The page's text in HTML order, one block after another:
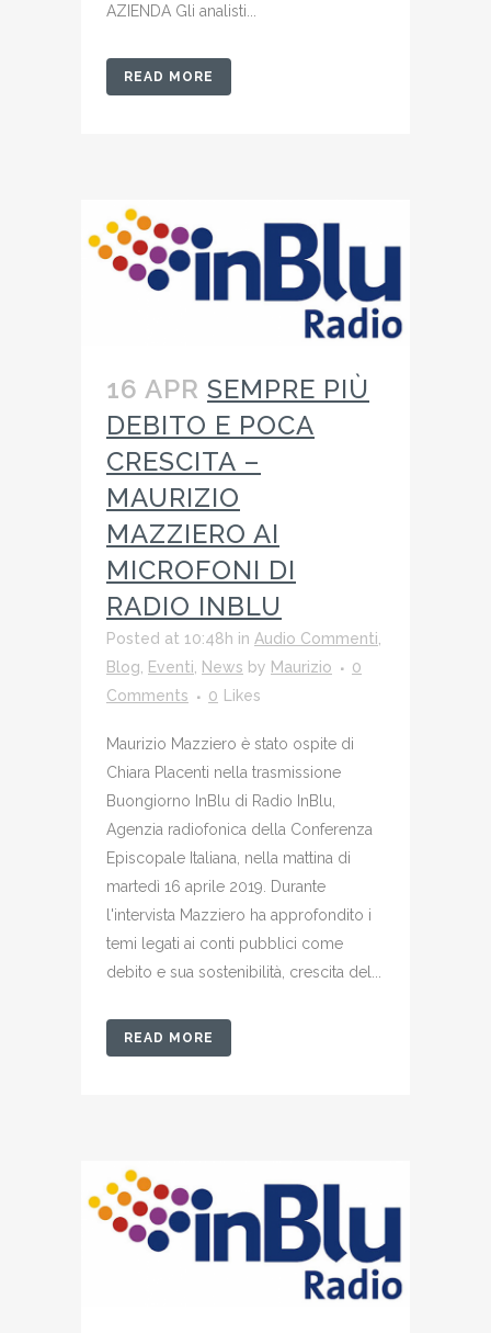
AZIENDA Gli analisti...
READ MORE
16 APR SEMPRE PIÙ
DEBITO E POCA
CRESCITA –
MAURIZIO
MAZZIERO AI
MICROFONI DI
RADIO INBLU
Posted at 10:48h in Audio Commenti
Blog
Eventi News by Maurizio
0
Comments
0 Likes
Maurizio Mazziero è stato ospite di
Chiara Placenti nella trasmissione
Buongiorno InBlu di Radio InBlu,
Agenzia radiofonica della Conferenza
Episcopale Italiana, nella mattina di
martedì 16 aprile 2019. Durante
l'intervista Mazziero ha approfondito i
temi legati ai conti pubblici come
debito e sua sostenibilità, crescita del...
READ MORE